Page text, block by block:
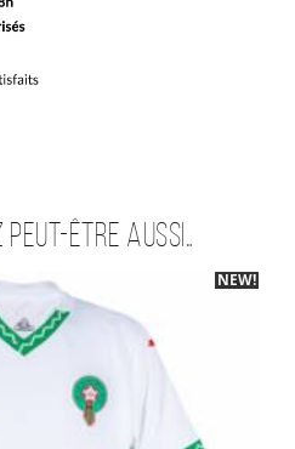
peut-être aussi…
-40%
NEW!